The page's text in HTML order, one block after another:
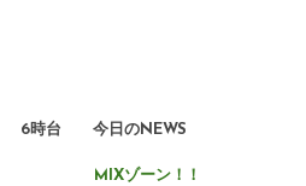
6時台 今日のNEWS
MIXゾーン！！